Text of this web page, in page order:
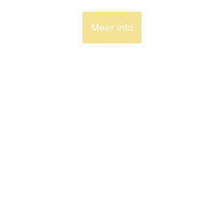
Meer info